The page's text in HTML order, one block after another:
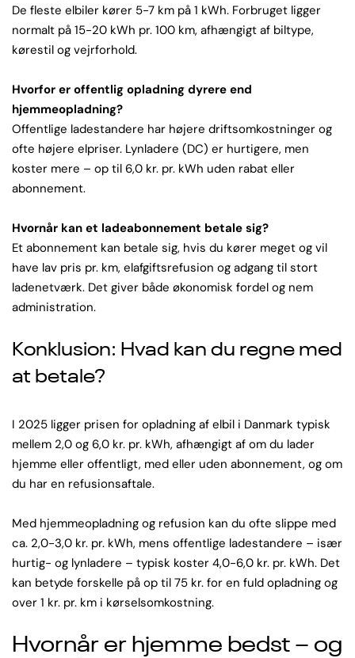
De fleste elbiler kører 5-7 km på 1 kWh. Forbruget ligger
normalt på 15-20 kWh pr. 100 km, afhængigt af biltype,
kørestil og vejrforhold.
Hvorfor er offentlig opladning dyrere end
hjemmeopladning?
Offentlige ladestandere har højere driftsomkostninger og
ofte højere elpriser. Lynladere (DC) er hurtigere, men
koster mere – op til 6,0 kr. pr. kWh uden rabat eller
abonnement.
Hvornår kan et ladeabonnement betale sig?
Et abonnement kan betale sig, hvis du kører meget og vil
have lav pris pr. km, elafgiftsrefusion og adgang til stort
ladenetværk. Det giver både økonomisk fordel og nem
administration.
Konklusion: Hvad kan du regne med
at betale?
I 2025 ligger prisen for opladning af elbil i Danmark typisk
mellem 2,0 og 6,0 kr. pr. kWh, afhængigt af om du lader
hjemme eller offentligt, med eller uden abonnement, og om
du har en refusionsaftale.
Med hjemmeopladning og refusion kan du ofte slippe med
ca. 2,0-3,0 kr. pr. kWh, mens offentlige ladestandere – især
hurtig- og lynladere – typisk koster 4,0-6,0 kr. pr. kWh. Det
kan betyde forskelle på op til 75 kr. for en fuld opladning og
over 1 kr. pr. km i kørselsomkostning.
Hvornår er hjemme bedst – og